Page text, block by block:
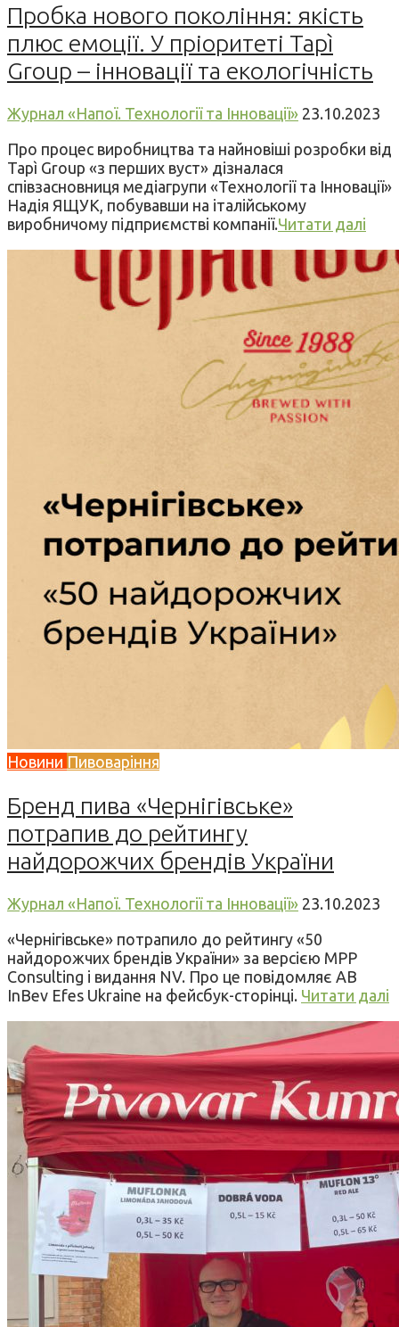
Пробка нового покоління: якість
плюс емоції. У пріоритеті Tapì
Group – інновації та екологічність
Журнал «Напої. Технології та Інновації» 23.10.2023
Про процес виробництва та найновіші розробки від
Tapì Group «з перших вуст» дізналася
співзасновниця медіагрупи «Технології та Інновації»
Надія ЯЩУК, побувавши на італійському
виробничому підприємстві компанії.Читати далі
Новини Пивоваріння
Бренд пива «Чернігівське»
потрапив до рейтингу
найдорожчих брендів України
Журнал «Напої. Технології та Інновації» 23.10.2023
«Чернігівське» потрапило до рейтингу «50
найдорожчих брендів України» за версією МРР
Consulting і видання NV. Про це повідомляє AB
InBev Efes Ukraine на фейсбук-сторінці. Читати далі